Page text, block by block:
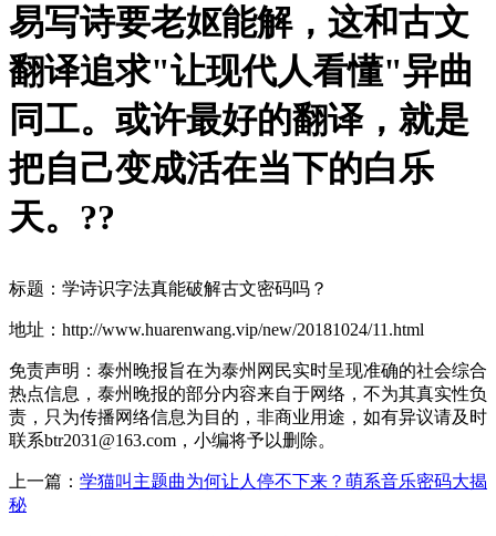
易写诗要老妪能解，这和古文
翻译追求"让现代人看懂"异曲
同工。或许最好的翻译，就是
把自己变成活在当下的白乐
天。??
标题：学诗识字法真能破解古文密码吗？
地址：http://www.huarenwang.vip/new/20181024/11.html
免责声明：泰州晚报旨在为泰州网民实时呈现准确的社会综合
热点信息，泰州晚报的部分内容来自于网络，不为其真实性负
责，只为传播网络信息为目的，非商业用途，如有异议请及时
联系btr2031@163.com，小编将予以删除。
上一篇： 学猫叫主题曲为何让人停不下来？萌系音乐密码大揭
秘